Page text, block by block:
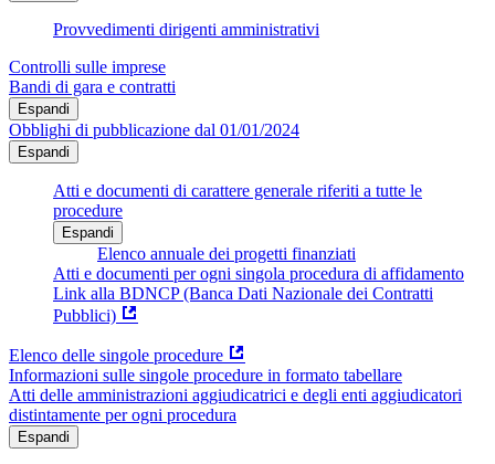
Provvedimenti dirigenti amministrativi
Controlli sulle imprese
Bandi di gara e contratti
Espandi
Obblighi di pubblicazione dal 01/01/2024
Espandi
Atti e documenti di carattere generale riferiti a tutte le
procedure
Espandi
Elenco annuale dei progetti finanziati
Atti e documenti per ogni singola procedura di affidamento
Link alla BDNCP (Banca Dati Nazionale dei Contratti
Pubblici)
Elenco delle singole procedure
Informazioni sulle singole procedure in formato tabellare
Atti delle amministrazioni aggiudicatrici e degli enti aggiudicatori
distintamente per ogni procedura
Espandi